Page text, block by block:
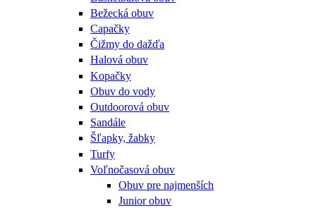
Bežecká obuv
Capačky
Čižmy do dažďa
Halová obuv
Kopačky
Obuv do vody
Outdoorová obuv
Sandále
Šľapky, žabky
Turfy
Voľnočasová obuv
Obuv pre najmenších
Junior obuv